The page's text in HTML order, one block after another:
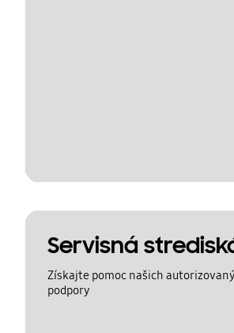
Servisná
Získajte pomoc našich
podpory